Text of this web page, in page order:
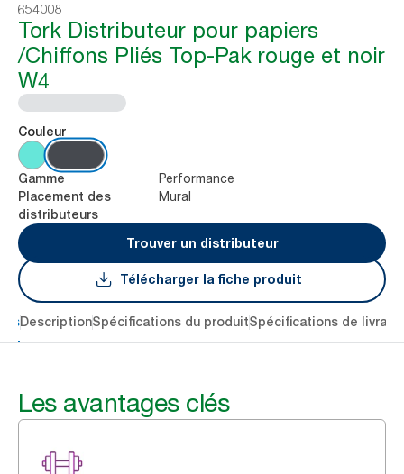
654008
Tork Distributeur pour papiers
/Chiffons Pliés Top-Pak rouge et noir
W4
Couleur
Gamme Performance
Placement des
distributeurs
Mural
Trouver un distributeur
Télécharger la fiche produit
DescriptionSpécifications du produitSpécifications de
Les avantages clés